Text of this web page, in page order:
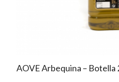
AOVE Arbequina – Botella